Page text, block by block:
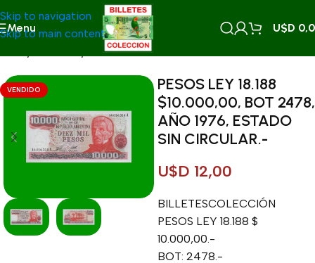
Skip to navigation
Skip to main content
Menu U$D
BILLETES ARGENTINOS
VENDIDO
PESOS LEY 18.188
$10.000,00, BOT 2478,
AÑO 1976, ESTADO
SIN CIRCULAR.-
U$D 12,00
BILLETESCOLECCIÓN
PESOS LEY 18.188 $
10.000,00.-
BOT: 2478.-